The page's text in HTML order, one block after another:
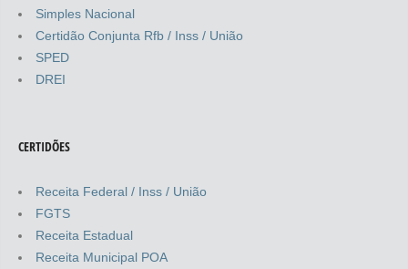
Simples Nacional
Certidão Conjunta Rfb / Inss / União
SPED
DREI
CERTIDÕES
Receita Federal / Inss / União
FGTS
Receita Estadual
Receita Municipal POA